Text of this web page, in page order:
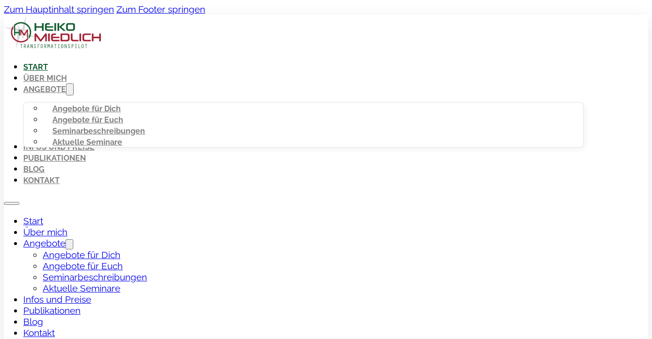
Zum Hauptinhalt springen Zum Footer springen
START
ÜBER MICH
ANGEBOTE
Angebote für Dich
Angebote für Euch
Seminarbeschreibungen
Aktuelle Seminare
INFOS UND PREISE
PUBLIKATIONEN
BLOG
KONTAKT
Start
Über mich
Angebote
Angebote für Dich
Angebote für Euch
Seminarbeschreibungen
Aktuelle Seminare
Infos und Preise
Publikationen
Blog
Kontakt